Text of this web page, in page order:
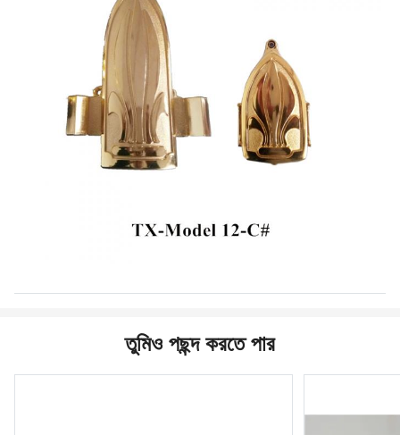
তুমিও পছন্দ করতে পার